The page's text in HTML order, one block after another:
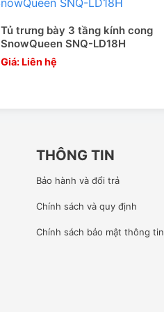
Tủ trưng bày 3 tầng kính cong
SnowQueen SNQ-LD18H
Giá: Liên hệ
THÔNG TIN
Bảo hành và đổi trả
Chính sách và quy định
Chính sách bảo mật thông tin